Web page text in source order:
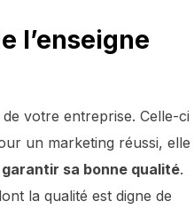
l’enseigne
votre entreprise. Celle-ci
un marketing réussi, elle
garantir sa bonne qualité.
la qualité est digne de